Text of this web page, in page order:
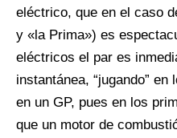
eléctrico, que en el caso
y «la Prima») es
eléctricos el par es
instantánea, “jugando”
en un GP, pues en los
que un motor de